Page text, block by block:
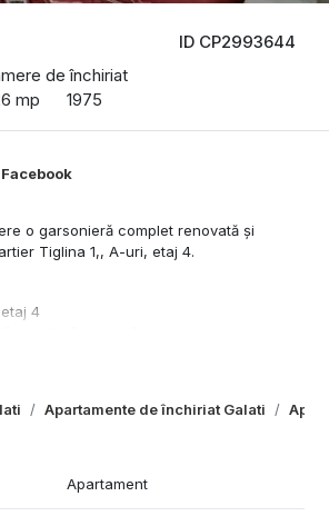
ID CP2993644
de închiriat
mp 1975
Apartamente de închiriat Galati
Facebook
o garsonieră complet renovată și
Tiglina 1,, A-uri, etaj 4.
4
cu costuri reduse iarna
lung
Apartament